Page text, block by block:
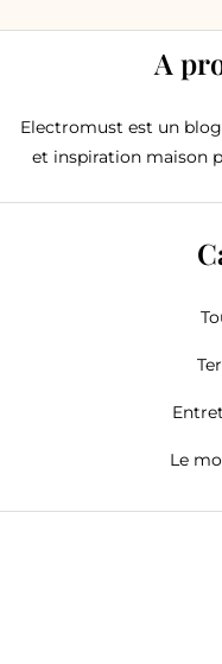
A
Electromust est un
et inspiration maison
Le